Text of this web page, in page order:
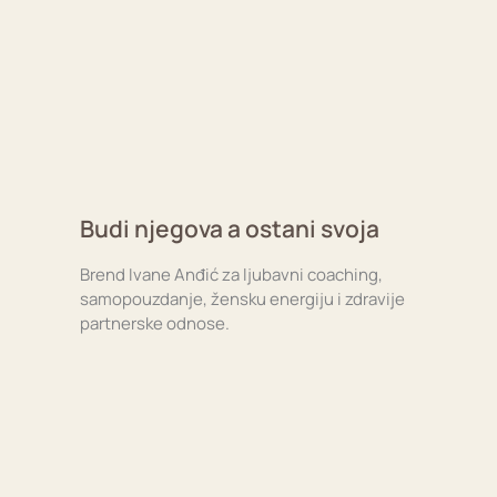
Budi njegova a ostani svoja
Brend Ivane Anđić za ljubavni coaching,
samopouzdanje, žensku energiju i zdravije
partnerske odnose.